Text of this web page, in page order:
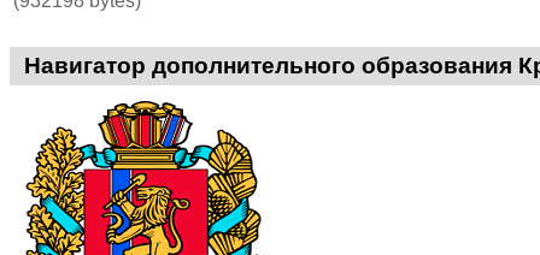
Навигатор дополнительного образования